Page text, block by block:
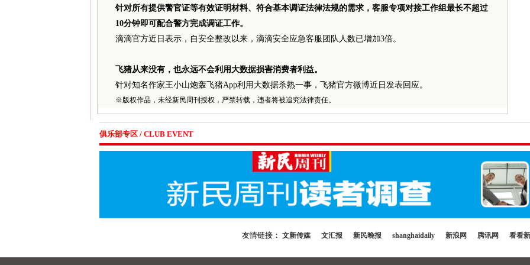
针对所有提供警官证等有效证明材料、符合基本调证法律法规的需求，客服专项对接工作组最长不超过
10分钟即可配合警方完成调证工作。
滴滴官方近日表示，自安全整改以来，滴滴安全应急客服团队人数已增加3倍。
飞猪从来没有，也永远不会利用大数据损害消费者利益。
针对知名作家王小山炮轰飞猪App利用大数据杀熟一事，飞猪官方微博近日发表回应。
※版权作品，未经新民周刊授权，严禁转载，违者将被追究法律责任。
俱乐部专区 / CLUB EVENT
友情链接： 文新传媒 文汇报 新民晚报 shanghaidaily 新浪网 腾讯网 看看